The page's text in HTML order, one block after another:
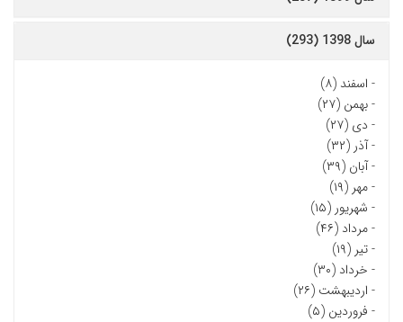
سال 1398 (293)
- اسفند (۸)
-بهمن (۲۷)
- دی (۲۷)
-آذر (۳۲)
-آبان (۳۹)
-مهر (۱۹)
- شهریور (۱۵)
-مرداد (۴۶)
-تیر (۱۹)
- خرداد (۳۰)
- اردیبهشت (۲۶)
- فروردین (۵)